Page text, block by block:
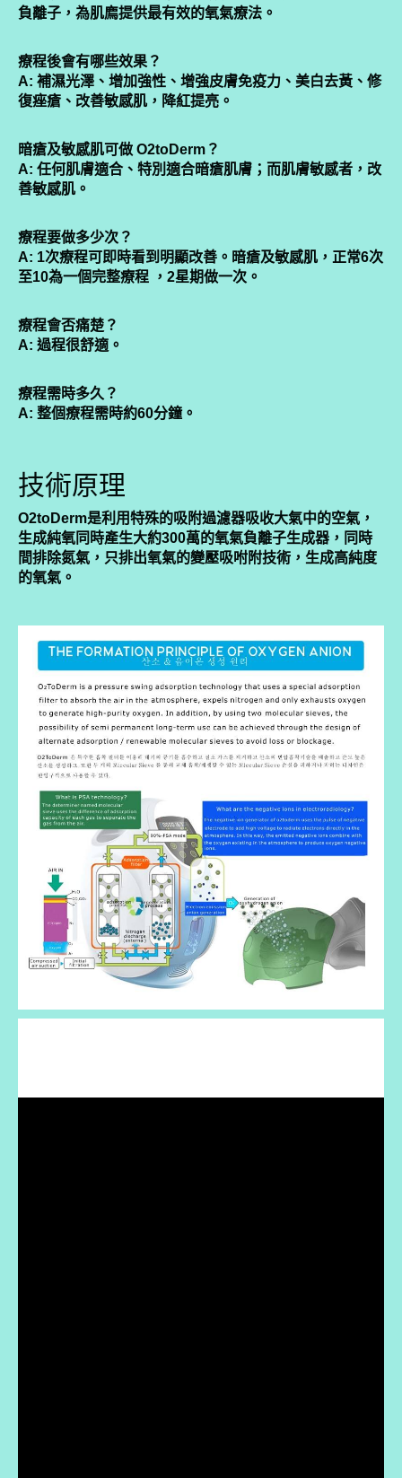
負離子，為肌廌提供最有效的氧氣療法。
療程後會有哪些效果？
A: 補濕光澤、增加強性、增強皮膚免疫力、美白去黃、修
復痤瘡、改善敏感肌，降紅提亮。
暗瘡及敏感肌可做 O2toDerm？
A: 任何肌膚適合、特別適合暗瘡肌膚；而肌膚敏感者，改
善敏感肌。
療程要做多少次？
A: 1次療程可即時看到明顯改善。暗瘡及敏感肌，正常6次
至10為一個完整療程 ，2星期做一次。
療程會否痛楚？
A: 過程很舒適。
療程需時多久？
A: 整個療程需時約60分鐘。
技術原理
O2toDerm是利用特殊的吸附過濾器吸收大氣中的空氣，
生成純氧同時產生大約300萬的氧氣負離子生成器，同時
間排除氮氣，只排出氧氣的變壓吸咐附技術，生成高純度
的氧氣。